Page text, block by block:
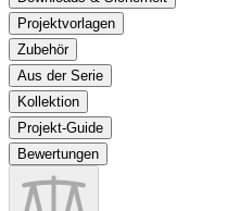
Projektvorlagen
Zubehör
Aus der Serie
Kollektion
Projekt-Guide
Bewertungen